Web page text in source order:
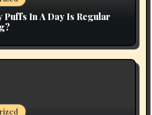
Puffs In A Day Is Regular